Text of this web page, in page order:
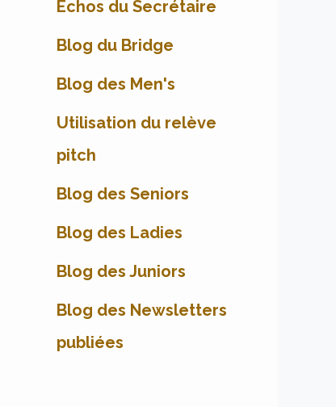
Échos du Secrétaire
Blog du Bridge
Blog des Men's
Utilisation du relève
pitch
Blog des Seniors
Blog des Ladies
Blog des Juniors
Blog des Newsletters
publiées